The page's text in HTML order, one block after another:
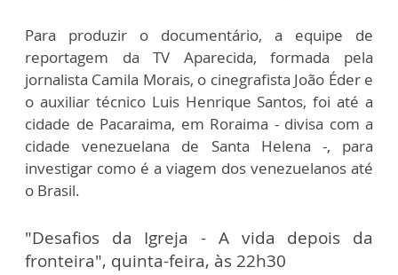
Para produzir o documentário, a equipe de
reportagem da TV Aparecida, formada pela
jornalista Camila Morais, o cinegrafista João Éder e
o auxiliar técnico Luis Henrique Santos, foi até a
cidade de Pacaraima, em Roraima - divisa com a
cidade venezuelana de Santa Helena -, para
investigar como é a viagem dos venezuelanos até
o Brasil.
"Desafios da Igreja - A vida depois da
fronteira", quinta-feira, às 22h30